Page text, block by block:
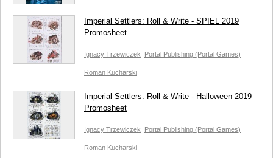
Imperial Settlers: Roll & Write - SPIEL 2019
Promosheet
Ignacy Trzewiczek Portal Publishing (Portal Games)
Roman Kucharski
Imperial Settlers: Roll & Write - Halloween 2019
Promosheet
Ignacy Trzewiczek Portal Publishing (Portal Games)
Roman Kucharski